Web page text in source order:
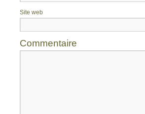
Site web
Commentaire